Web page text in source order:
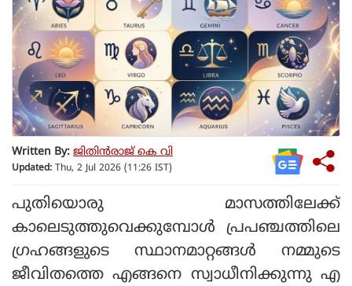
Written By: ജിതിൻരാജ് കെ വി
Updated: Thu, 2 Jul 2026 (11:26 IST)
പുതിയൊരു മാസത്തിലേക്ക്
കാലെടുത്തുവെക്കുമ്പോള്‍ പ്രപഞ്ചത്തിലെ
ഗ്രഹങ്ങളുടെ സ്ഥാനമാറ്റങ്ങള്‍ നമ്മുടെ
ജീവിതത്തെ എങ്ങനെ സ്വാധീനിക്കുന്നു എ